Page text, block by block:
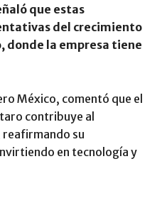
que estas
del crecimiento
donde la empresa tiene
México, comentó que el
contribuye al
reafirmando su
en tecnología y